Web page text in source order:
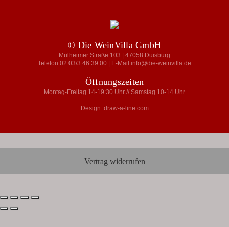
© Die WeinVilla GmbH
Mülheimer Straße 103 | 47058 Duisburg
Telefon 02 03/3 46 39 00 | E-Mail info@die-weinvilla.de
Öffnungszeiten
Montag-Freitag 14-19:30 Uhr // Samstag 10-14 Uhr
Design: draw-a-line.com
Vertrag widerrufen